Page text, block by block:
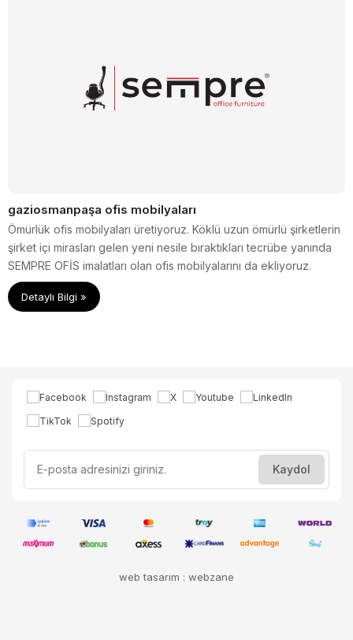
gaziosmanpaşa ofis mobilyaları
Ömürlük ofis mobilyaları üretiyoruz. Köklü uzun ömürlü şirketlerin
şirket içi mirasları gelen yeni nesile bıraktıkları tecrübe yanında
SEMPRE OFİS imalatları olan ofis mobilyalarını da ekliyoruz.
Detaylı Bilgi »
web tasarım : webzane